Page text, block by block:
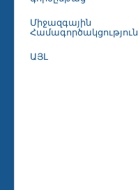
Միջազգային
Համագործակցություն
ԱՅԼ